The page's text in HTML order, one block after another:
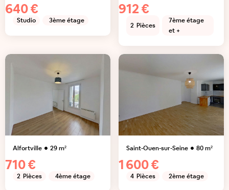
640 €
Studio 3ème étage
912 €
2 Pièces
7ème étage
et +
Alfortville 29m²
710 €
2 Pièces 4ème étage
Saint-Ouen-sur-Seine 80m²
1 600 €
4 Pièces 2ème étage